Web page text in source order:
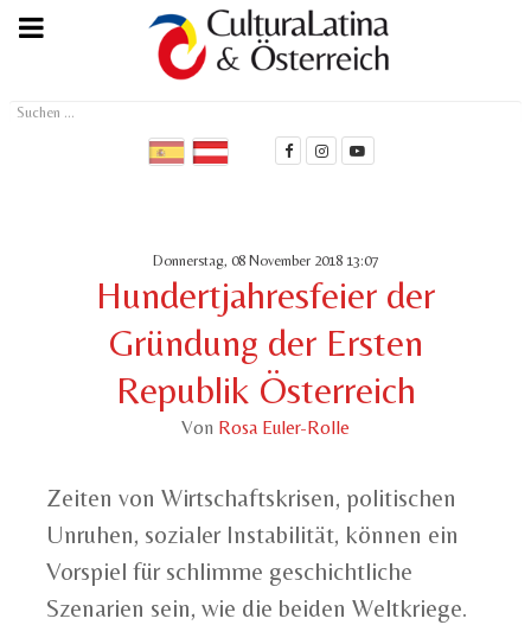
Suchen
Donnerstag, 08 November 2018 13:07
Hundertjahresfeier der
Gründung der Ersten
Republik Österreich
Von Rosa Euler-Rolle
Zeiten von Wirtschaftskrisen, politischen
Unruhen, sozialer Instabilität, können ein
Vorspiel für schlimme geschichtliche
Szenarien sein, wie die beiden Weltkriege.